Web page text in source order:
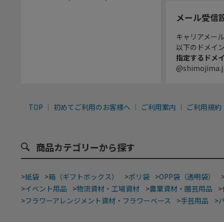
メール受信
キャリアメー
以下のドメイ
指定するドメ
TOP 初めてご利用のお客様へ ご利用案内 ご利用規約
商品カテゴリーから探す
>紙袋 >箱（ギフトボックス） >ポリ袋 >OPP袋（透明袋）
>イベント用品 >物流資材・工場資材 >農業資材・園芸用品 >
>フラワーアレンジメント資材・フラワーベース >手芸用品 >